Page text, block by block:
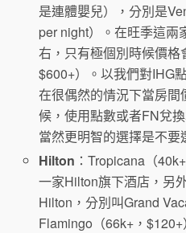
是連體嬰兒），分別是
per night）。在旺季這兩
右，只有極個別時候價
$600+）。以我們對IHG
在很偶然的情況下當房
候，使用點數或者FN兌
當然更明智的選擇是不要
Hilton ：Tropicana（
一家Hilton旗下酒店，另
Hilton，分別叫Grand
Flamingo（66k+，